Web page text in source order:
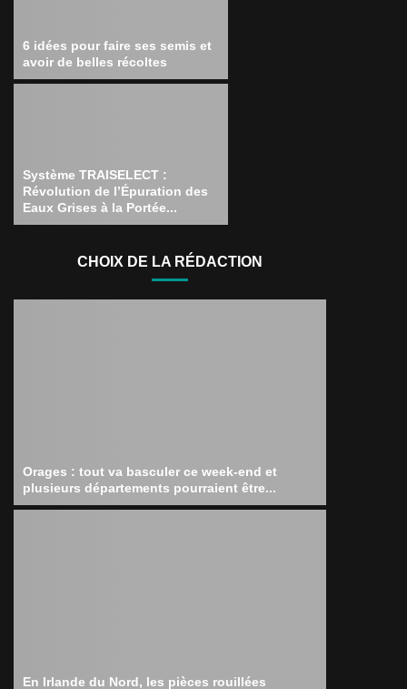
6 idées pour faire ses semis et
avoir de belles récoltes
Système TRAISELECT :
Révolution de l’Épuration des
Eaux Grises à la Portée...
CHOIX DE LA RÉDACTION
Orages : tout va basculer ce week-end et
plusieurs départements pourraient être...
En Irlande du Nord, les pièces rouillées